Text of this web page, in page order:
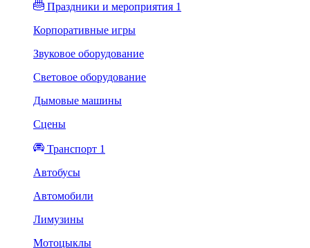
Праздники и мероприятия 1
Корпоративные игры
Звуковое оборудование
Световое оборудование
Дымовые машины
Сцены
Транспорт 1
Автобусы
Автомобили
Лимузины
Мотоцыклы